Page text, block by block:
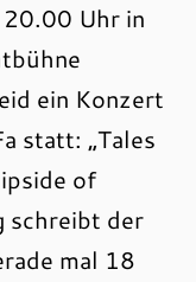
Uhr in
ein Konzert
statt: „Tales
of
schreibt der
mal 18